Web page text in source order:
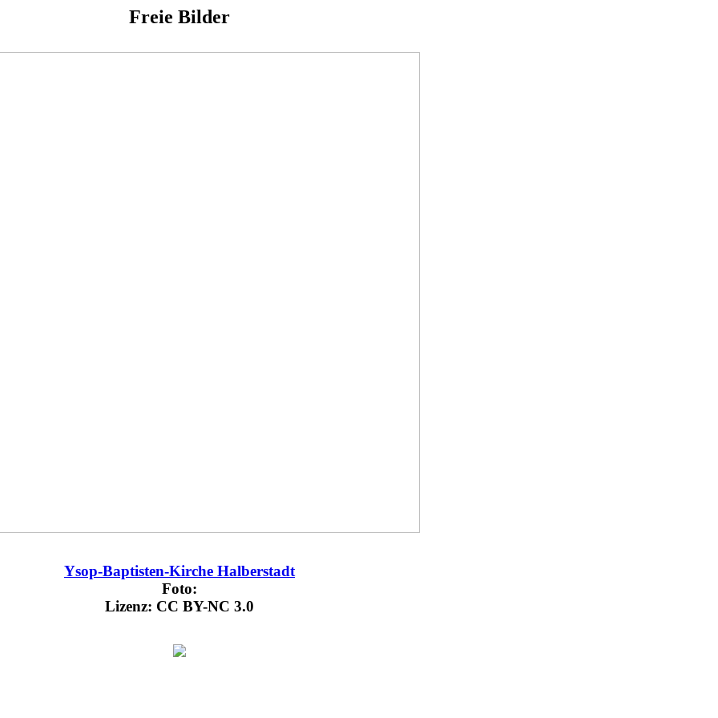
Freie Bilder
Ysop-Baptisten-Kirche Halberstadt
Foto:
Lizenz: CC BY-NC 3.0